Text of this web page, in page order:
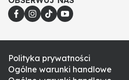
Polityka prywatności
Ogólne warunki handlowe